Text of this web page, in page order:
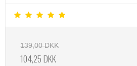
139,00 DKK
104,25 DKK